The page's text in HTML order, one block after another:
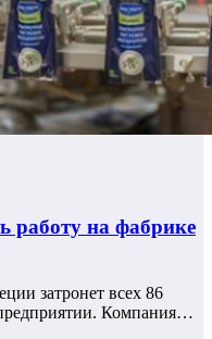
работу на фабрике
затронет всех 86
Компания…